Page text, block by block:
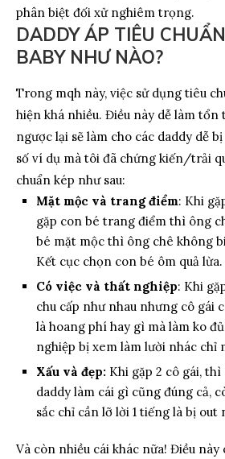
phân biệt đối xử nghiêm trọng.
DADDY ÁP TIÊU
BABY NHƯ NÀO?
Trong mqh này, việc sử dụng tiêu
hiện khá nhiều. Điều này dễ làm tổn
ngược lại sẽ làm cho các daddy dễ
số ví dụ mà tôi đã chứng kiến/trải
chuẩn kép như sau:
Mặt mộc và trang điểm: Khi
gặp con bé trang điểm thì ông
bé mặt mộc thì ông chê không
Kết cục chọn con bé ôm quả lừa.
Có việc và thất nghiệp: Khi
chu cấp như nhau nhưng cô gái
là hoang phí hay gì mà làm ko
nghiệp bị xem làm lười nhác chỉ
Xấu và đẹp: Khi gặp 2 cô gái,
daddy làm cái gì cũng đúng cả,
sắc chỉ cần lỡ lời 1 tiếng là bị out
Và còn nhiều cái khác nữa! Điều